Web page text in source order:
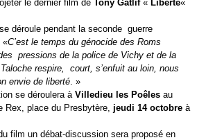
le dernier film de Tony Gatlif« Liberté«
déroule pendant la seconde guerre
«C’est le temps du génocide des Roms
pressions de la police de Vichy et de la
respire, court, s’enfuit au loin, nous
envie de liberté. »
se déroulera à Villedieu les Poêles au
Rex, place du Presbytère, jeudi 14 octobre à
film un débat-discussion sera proposé en